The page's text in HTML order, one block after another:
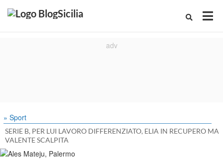
» Sport
SERIE B, PER LUI LAVORO DIFFERENZIATO, ELIA IN RECUPERO MA
VALENTE SCALPITA